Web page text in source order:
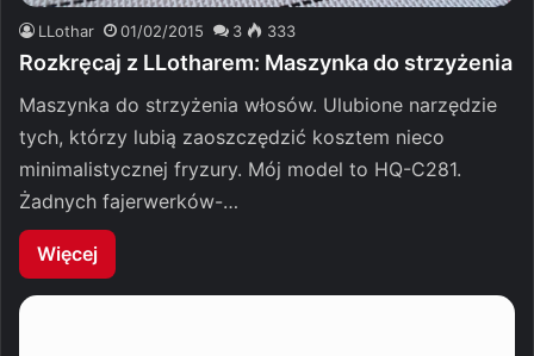
LLothar 01/02/2015 3 333
Rozkręcaj z LLotharem: Maszynka do strzyżenia
Maszynka do strzyżenia włosów. Ulubione narzędzie
tych, którzy lubią zaoszczędzić kosztem nieco
minimalistycznej fryzury. Mój model to HQ-C281.
Żadnych fajerwerków-…
Więcej